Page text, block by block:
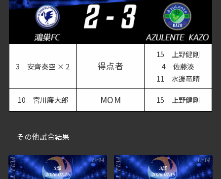
3 安齊奏空 × 2 得点者
15 上野健剛
4 佐藤湊
11 水邊竜晴
10 宮川廉大郎 MOM 15 上野健剛
その他試合結果